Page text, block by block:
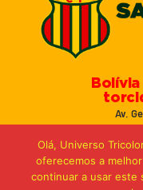
Av.
Email:
© 2021 •
Web Design:
Olá, Universo
oferecemos a
continuar a usar este